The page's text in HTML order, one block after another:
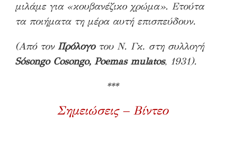
μιλάμε για «κουβανέζικο χρώμα». Ετούτα
τα ποιήματα τη μέρα αυτή επισπεύδουν.
(Aπό τον Πρόλογοτου Ν. Γκ. στη συλλογή
Sósongo Cosongo, Poemas mulatos, 1931).
***
Σημειώσεις – Βίντεο